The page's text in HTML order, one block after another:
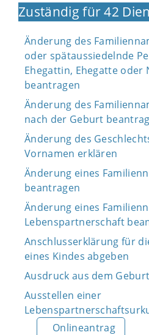
Zuständig für 42
Änderung des
oder spätaussiedelnde
Ehegattin, Ehegatte oder
beantragen
Änderung des
nach der Geburt
Änderung des
Vornamen erklären
Änderung eines
beantragen
Änderung eines
Lebenspartnerschaft
Anschlusserklärung für
eines Kindes abgeben
Ausdruck aus dem
Ausstellen einer
Onlineantrag